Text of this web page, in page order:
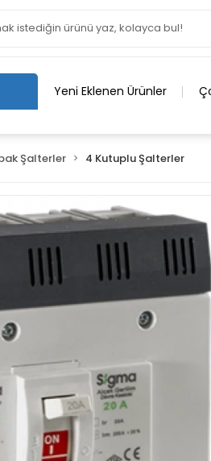
Yeni Eklenen Ürünler
Şalterler 4 Kutuplu Şalterler